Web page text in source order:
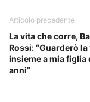
Articolo precedente
La vita che corre,
Rossi: “Guarderò
insieme a mia figlia
anni”